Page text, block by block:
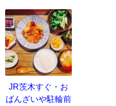
JR茨木すぐ・お
ばんざいや駐輪前